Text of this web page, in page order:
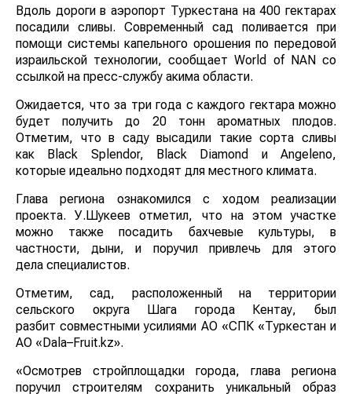
Вдоль дороги в аэропорт Туркестана на 400 гектарах
посадили сливы. Современный сад поливается при
помощи системы капельного орошения по передовой
израильской технологии, сообщает World of NAN со
ссылкой на пресс-службу акима области.
Ожидается, что за три года с каждого гектара можно
будет получить до 20 тонн ароматных плодов.
Отметим, что в саду высадили такие сорта сливы
как Black Splendor, Black Diamond и Angeleno,
которые идеально подходят для местного климата.
Глава региона ознакомился с ходом реализации
проекта. У.Шукеев отметил, что на этом участке
можно также посадить бахчевые культуры, в
частности, дыни, и поручил привлечь для этого
дела специалистов.
Отметим, сад, расположенный на территории
сельского округа Шага города Кентау, был
разбит совместными усилиями АО «СПК «Туркестан и
АО «Dala–Fruit.kz».
«Осмотрев стройплощадки города, глава региона
поручил строителям сохранить уникальный образ